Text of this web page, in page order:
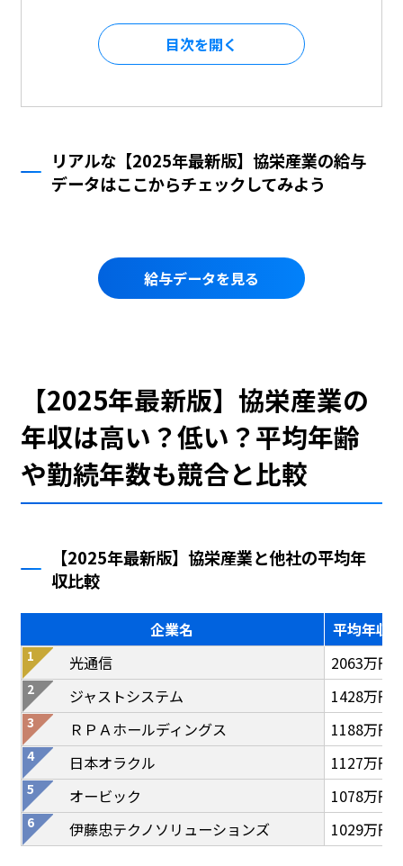
目次を
リアルな【2025年最新版】協栄産業の給与
データはここからチェックしてみよう
給与データを見る
【2025年最新版】協栄産業の
年収は高い？低い？平均年齢
や勤続年数も競合と比較
【2025年最新版】協栄産業と他社の平均年
収比較
企業名
平均年収
光通信
2063万円
ジャストシステム
1428万円
ＲＰＡホールディングス
1188万円
日本オラクル
1127万円
オービック
1078万円
伊藤忠テクノソリューションズ
1029万円